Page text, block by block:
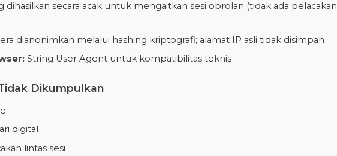
dihasilkan secara acak untuk mengaitkan sesi obrolan (tidak ada pelacakan
dianonimkan melalui hashing kriptografi; alamat IP asli tidak disimpan
String User Agent untuk kompatibilitas teknis
Dikumpulkan
digital
lintas sesi